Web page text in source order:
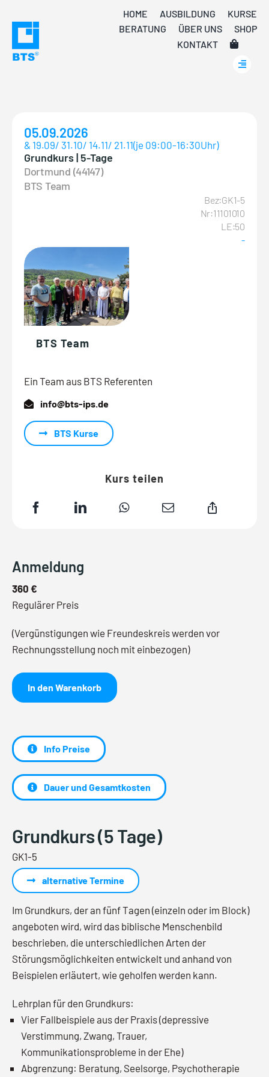
content
HOME AUSBILDUNG
KURSE
BERATUNG
ÜBER UNS
SHOP
KONTAKT
05.09.2026
& 19.09/ 31.10/ 14.11/ 21.11(je 09:00-16:30Uhr)
Grundkurs | 5-Tage
Dortmund (44147)
BTS Team
Bez:GK1-5
Nr:11101010
LE:50
-
BTS Team
Ein Team aus BTS Referenten
info@bts-ips.de
BTS Kurse
Kurs teilen
Anmeldung
360 €
Regulärer Preis
(Vergünstigungen wie Freundeskreis werden vor
Rechnungsstellung noch mit einbezogen)
In den Warenkorb
Info Preise
Dauer und Gesamtkosten
Grundkurs (5 Tage)
GK1-5
alternative Termine
Im Grundkurs, der an fünf Tagen (einzeln oder im Block)
angeboten wird, wird das biblische Menschenbild
beschrieben, die unterschiedlichen Arten der
Störungsmöglichkeiten entwickelt und anhand von
Beispielen erläutert, wie geholfen werden kann.
Lehrplan für den Grundkurs:
Vier Fallbeispiele aus der Praxis (depressive
Verstimmung, Zwang, Trauer,
Kommunikationsprobleme in der Ehe)
Abgrenzung: Beratung, Seelsorge, Psychotherapie